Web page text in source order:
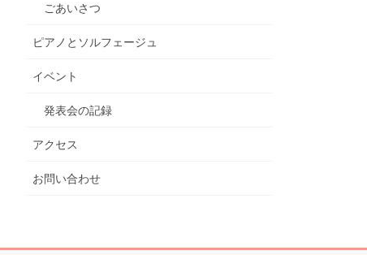
ごあいさつ
ピアノとソルフェージュ
イベント
発表会の記録
アクセス
お問い合わせ